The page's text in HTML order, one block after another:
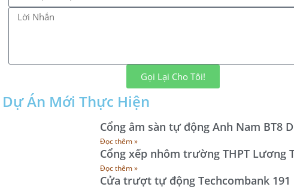
Gọi Lại Cho Tôi!
Dự Án Mới Thực Hiện
Cổng âm sàn tự động Anh Nam BT8
Đọc thêm »
Cổng xếp nhôm trường THPT Lương
Đọc thêm »
Cửa trượt tự động Techcombank 191